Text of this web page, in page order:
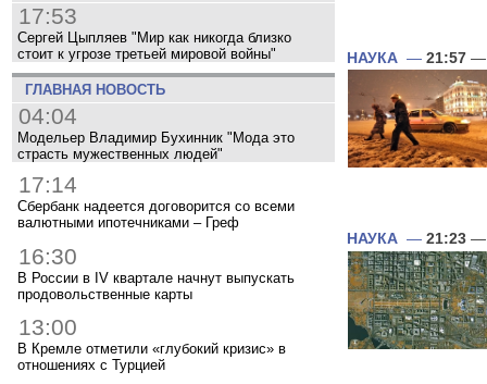
17:53
Сергей Цыпляев "Мир как никогда близко
стоит к угрозе третьей мировой войны"
ГЛАВНАЯ НОВОСТЬ
04:04
Модельер Владимир Бухинник "Мода это
страсть мужественных людей"
17:14
Сбербанк надеется договорится со всеми
валютными ипотечниками – Греф
16:30
В России в IV квартале начнут выпускать
продовольственные карты
13:00
В Кремле отметили «глубокий кризис» в
отношениях с Турцией
НАУКА — 21:57 —
НАУКА — 21:23 —